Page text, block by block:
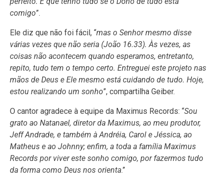
comigo”.
Ele diz que não foi fácil, “mas o Senhor mesmo disse
várias vezes que não seria (João 16.33). Às vezes, as
coisas não acontecem quando esperamos, entretanto,
repito, tudo tem o tempo certo. Entreguei este projeto nas
mãos de Deus e Ele mesmo está cuidando de tudo. Hoje,
estou realizando um sonho”, compartilha Geiber.
O cantor agradece à equipe da Maximus Records: “Sou
grato ao Natanael, diretor da Maximus, ao meu produtor,
Jeff Andrade, e também à Andréia, Carol e Jéssica, ao
Matheus e ao Johnny; enfim, a toda a família Maximus
Records por viver este sonho comigo, por fazermos tudo
da forma como Deus nos orienta.”